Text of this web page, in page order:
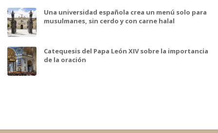
Una universidad española crea un menú solo para
musulmanes, sin cerdo y con carne halal
Catequesis del Papa León XIV sobre la importancia
de la oración